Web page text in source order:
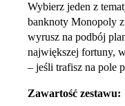
Wybierz jeden z
banknoty Monopoly
wyrusz na podbój
największej fortuny,
– jeśli trafisz na pole
Zawartość zestawu: